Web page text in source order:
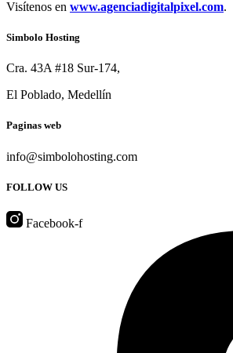
Visítenos en www.agenciadigitalpixel.com.
Simbolo Hosting
Cra. 43A #18 Sur-174,
El Poblado, Medellín
Paginas web
info@simbolohosting.com
FOLLOW US
Facebook-f